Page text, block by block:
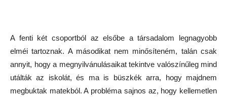
A fenti két csoportból az elsőbe a társadalom legnagyobb
elméi tartoznak. A másodikat nem minősíteném, talán csak
annyit, hogy a megnyilvánulásaikat tekintve valószínűleg mind
utálták az iskolát, és ma is büszkék arra, hogy majdnem
megbuktak matekból. A probléma sajnos az, hogy kellemetlen